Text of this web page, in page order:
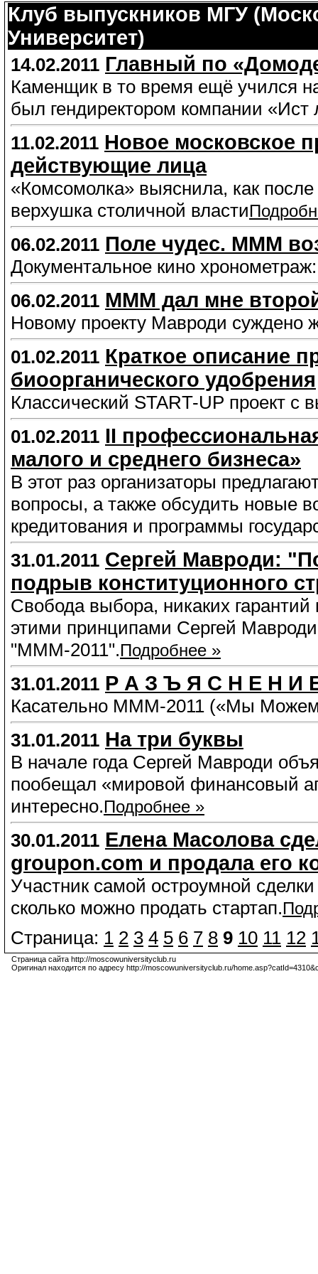
Клуб выпускников МГУ
Университет)
14.02.2011 Главный по
Каменщик в то время ещё учился
был гендиректором компании «Ист
11.02.2011 Новое московское
действующие лица
«Комсомолка» выяснила, как
верхушка столичной власти
06.02.2011 Поле чудес. МММ
Документальное кино
06.02.2011 МММ дал мне
Новому проекту Мавроди суждено
01.02.2011 Краткое описание
биоорганического удобрения
Классический START-UP проект с
01.02.2011 II
малого и среднего бизнеса»
В этот раз организаторы
вопросы, а также обсудить новые
кредитования и программы
31.01.2011 Сергей Мавроди:
подрыв конституционного
Свобода выбора, никаких гарантий
этими принципами Сергей Мавроди
"МММ-2011".Подробнее »
31.01.2011 Р А З Ъ Я С Н Е Н И
Касательно МММ-2011 («Мы
31.01.2011 На три буквы
В начале года Сергей Мавроди
пообещал «мировой финансовый
интересно.Подробнее »
30.01.2011 Елена Масолова
groupon.com и продала его
Участник самой остроумной
сколько можно продать стартап.
Страница: 1 2 3 4 5 6 7 8 9 10 11 12
Страница сайта http://moscowuniversityclub.ru
Оригинал находится по адресу http://moscowuniversityclub.ru/